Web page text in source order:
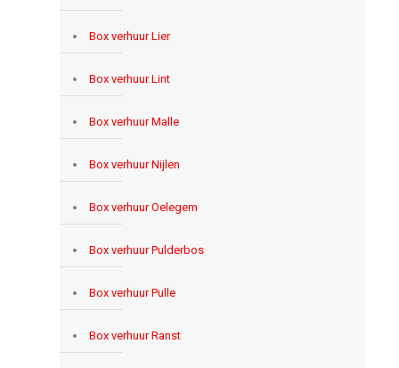
Box verhuur Lier
Box verhuur Lint
Box verhuur Malle
Box verhuur Nijlen
Box verhuur Oelegem
Box verhuur Pulderbos
Box verhuur Pulle
Box verhuur Ranst